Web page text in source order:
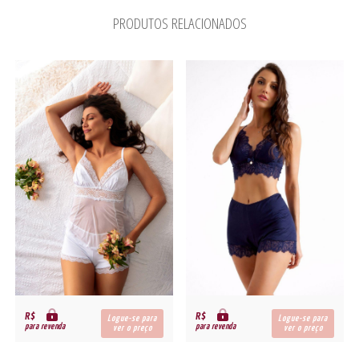
PRODUTOS RELACIONADOS
R$
para revenda
Logue-se para
ver o preço
R$
para revenda
Logue-se para
ver o preço